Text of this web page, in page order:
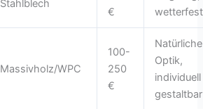
Stahlblech
€
wetterfest
Massivholz/WPC
100-
250
€
Natürliche
Optik,
individuell
gestaltbar